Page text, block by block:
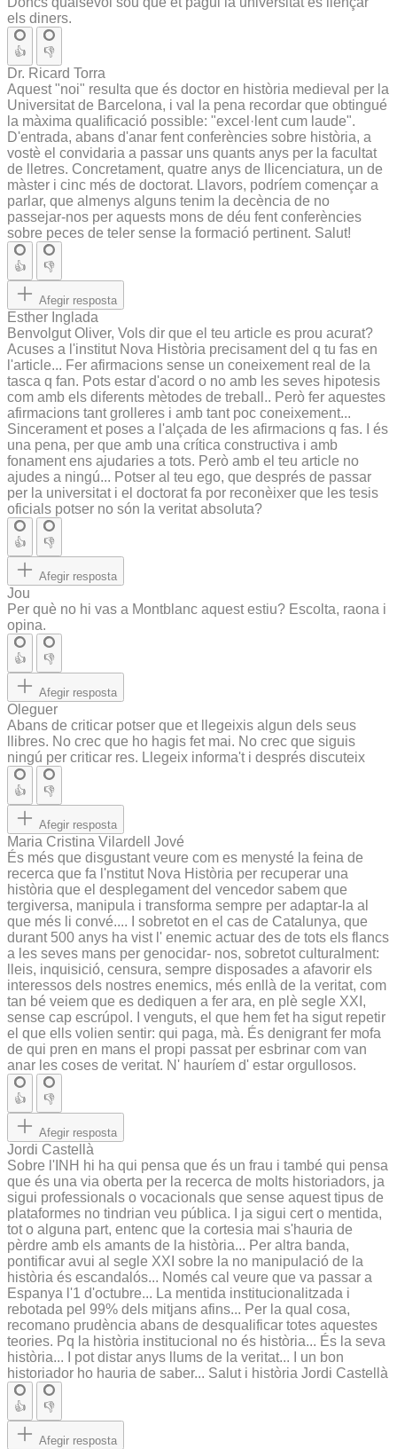
els diners.
👍 👎
Dr. Ricard Torra
Aquest "noi" resulta que és doctor en història medieval per la
Universitat de Barcelona, i val la pena recordar que obtingué
la màxima qualificació possible: "excel·lent cum laude".
D'entrada, abans d'anar fent conferències sobre història, a
vostè el convidaria a passar uns quants anys per la facultat
de lletres. Concretament, quatre anys de llicenciatura, un de
màster i cinc més de doctorat. Llavors, podríem començar a
parlar, que almenys alguns tenim la decència de no
passejar-nos per aquests mons de déu fent conferències
sobre peces de teler sense la formació pertinent. Salut!
👍 👎
Afegir resposta
Esther Inglada
Benvolgut Oliver, Vols dir que el teu article es prou acurat?
Acuses a l'institut Nova Història precisament del q tu fas en
l'article... Fer afirmacions sense un coneixement real de la
tasca q fan. Pots estar d'acord o no amb les seves hipotesis
com amb els diferents mètodes de treball.. Però fer aquestes
afirmacions tant grolleres i amb tant poc coneixement...
Sincerament et poses a l'alçada de les afirmacions q fas. I és
una pena, per que amb una crítica constructiva i amb
fonament ens ajudaries a tots. Però amb el teu article no
ajudes a ningú... Potser al teu ego, que després de passar
per la universitat i el doctorat fa por reconèixer que les tesis
oficials potser no són la veritat absoluta?
👍 👎
Afegir resposta
Jou
Per què no hi vas a Montblanc aquest estiu? Escolta, raona i
opina.
👍 👎
Afegir resposta
Oleguer
Abans de criticar potser que et llegeixis algun dels seus
llibres. No crec que ho hagis fet mai. No crec que siguis
ningú per criticar res. Llegeix informa't i després discuteix
👍 👎
Afegir resposta
Maria Cristina Vilardell Jové
És més que disgustant veure com es menysté la feina de
recerca que fa l'nstitut Nova Història per recuperar una
història que el desplegament del vencedor sabem que
tergiversa, manipula i transforma sempre per adaptar-la al
que més li convé.... I sobretot en el cas de Catalunya, que
durant 500 anys ha vist l' enemic actuar des de tots els flancs
a les seves mans per genocidar- nos, sobretot culturalment:
lleis, inquisició, censura, sempre disposades a afavorir els
interessos dels nostres enemics, més enllà de la veritat, com
tan bé veiem que es dediquen a fer ara, en plè segle XXI,
sense cap escrúpol. I venguts, el que hem fet ha sigut repetir
el que ells volien sentir: qui paga, mà. És denigrant fer mofa
de qui pren en mans el propi passat per esbrinar com van
anar les coses de veritat. N' hauríem d' estar orgullosos.
👍 👎
Afegir resposta
Jordi Castellà
Sobre l'INH hi ha qui pensa que és un frau i també qui pensa
que és una via oberta per la recerca de molts historiadors, ja
sigui professionals o vocacionals que sense aquest tipus de
plataformes no tindrian veu pública. I ja sigui cert o mentida,
tot o alguna part, entenc que la cortesia mai s'hauria de
pèrdre amb els amants de la història... Per altra banda,
pontificar avui al segle XXI sobre la no manipulació de la
història és escandalós... Només cal veure que va passar a
Espanya l'1 d'octubre... La mentida institucionalitzada i
rebotada pel 99% dels mitjans afins... Per la qual cosa,
recomano prudència abans de desqualificar totes aquestes
teories. Pq la història institucional no és història... És la seva
història... I pot distar anys llums de la veritat... I un bon
historiador ho hauria de saber... Salut i història Jordi Castellà
👍 👎
Afegir resposta